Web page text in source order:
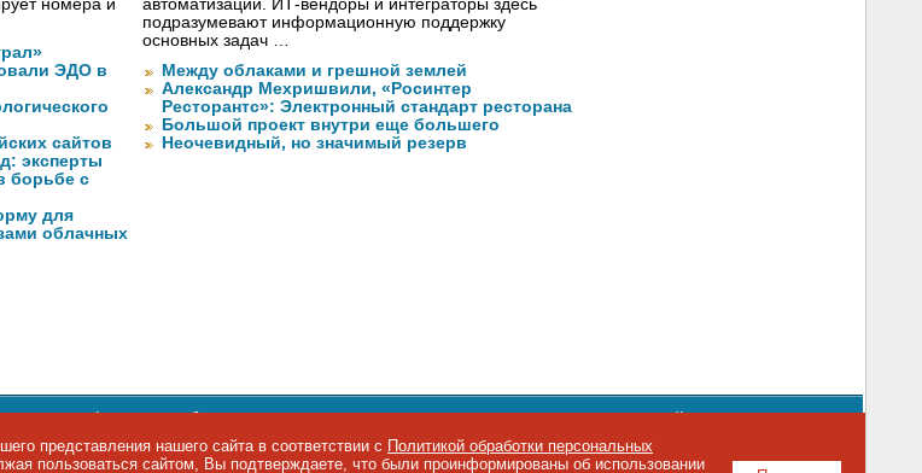
номера и
ЭДО в
сайтов
эксперты
борьбе с
для
облачных
автоматизации. ИТ-вендоры и интеграторы здесь
подразумевают информационную поддержку
основных задач …
Между облаками и грешной землей
Александр Мехришвили, «Росинтер
Ресторантс»: Электронный стандарт ресторана
Большой проект внутри еще большего
Неочевидный, но значимый резерв
данных,информация об авторских правах и порядке использования материалов сайта
Факс: +7 495 974-22-63. E-mail:
siteeditor@iemag.ru
представления нашего сайта в соответствии с Политикой обработки персональных
пользоваться сайтом, Вы подтверждаете, что были проинформированы об использовании